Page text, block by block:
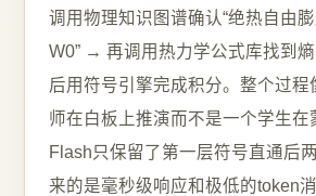
调用物理知识图谱确认“绝热自由膨
W0” → 再调用热力学公式库找到
后用符号引擎完成积分。整个过程
师在白板上推演而不是一个学生在
Flash只保留了第一层符号直通后
来的是毫秒级响应和极低的token